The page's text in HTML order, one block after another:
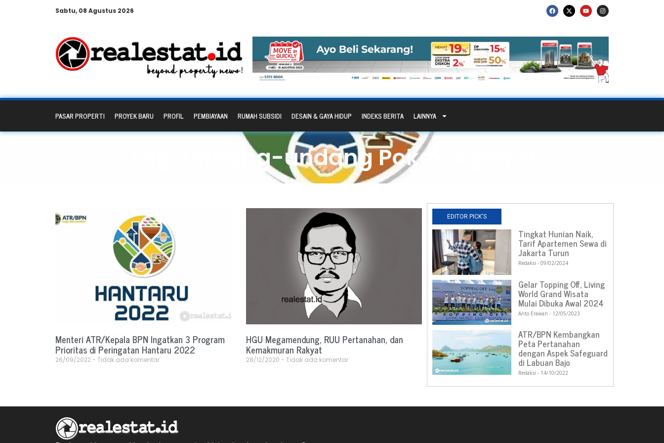
Sabtu, 08 Agustus 2026
PASAR PROPERTI PROYEK BARU PROFIL PEMBIAYAAN RUMAH SUBSIDI DESAIN & GAYA HIDUP INDEKS BERITA LAINNYA
Tag: Undang-undang Pokok Agraria
Menteri ATR/Kepala BPN Ingatkan 3 Program
Prioritas di Peringatan Hantaru 2022
26/09/2022 Tidak ada komentar
HGU Megamendung, RUU Pertanahan, dan
Kemakmuran Rakyat
28/12/2020 Tidak ada komentar
EDITOR PICK'S
Tingkat Hunian Naik,
Tarif Apartemen Sewa di
Jakarta Turun
Redaksi 09/02/2024
Gelar Topping Off, Living
World Grand Wisata
Mulai Dibuka Awal 2024
Anto Erawan 12/05/2023
ATR/BPN Kembangkan
Peta Pertanahan
dengan Aspek Safeguard
di Labuan Bajo
Redaksi 14/10/2022